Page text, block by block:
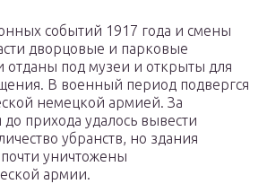
событий 1917 года и смены
дворцовые и парковые
отданы под музеи и открыты для
В военный период подвергся
немецкой армией. За
прихода удалось вывести
убранств, но здания
уничтожены
армии.